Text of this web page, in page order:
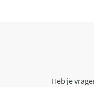
Heb je